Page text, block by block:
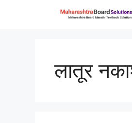
लातूर